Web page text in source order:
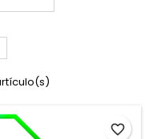
favorite_border